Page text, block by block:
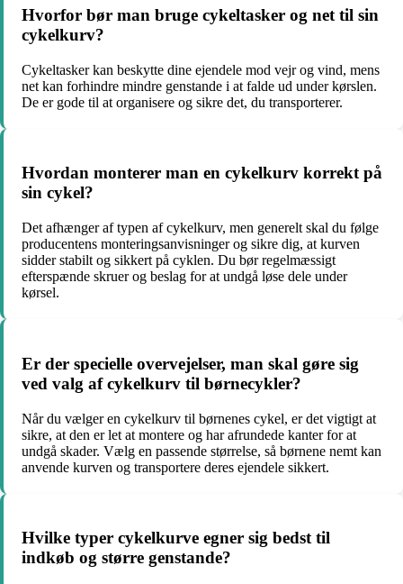
Hvorfor bør man bruge cykeltasker og net til sin
cykelkurv?
Cykeltasker kan beskytte dine ejendele mod vejr og vind, mens
net kan forhindre mindre genstande i at falde ud under kørslen.
De er gode til at organisere og sikre det, du transporterer.
Hvordan monterer man en cykelkurv korrekt på
sin cykel?
Det afhænger af typen af cykelkurv, men generelt skal du følge
producentens monteringsanvisninger og sikre dig, at kurven
sidder stabilt og sikkert på cyklen. Du bør regelmæssigt
efterspænde skruer og beslag for at undgå løse dele under
kørsel.
Er der specielle overvejelser, man skal gøre sig
ved valg af cykelkurv til børnecykler?
Når du vælger en cykelkurv til børnenes cykel, er det vigtigt at
sikre, at den er let at montere og har afrundede kanter for at
undgå skader. Vælg en passende størrelse, så børnene nemt kan
anvende kurven og transportere deres ejendele sikkert.
Hvilke typer cykelkurve egner sig bedst til
indkøb og større genstande?